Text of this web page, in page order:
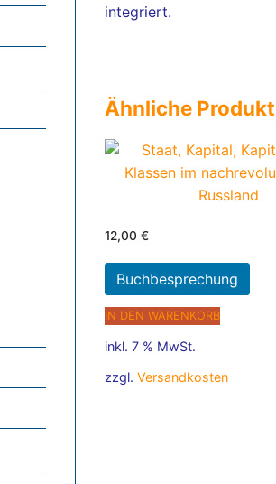
integriert.
Ähnliche
12,00 €
Buchbesprechung
IN DEN WARENKORB
inkl. 7 % MwSt.
zzgl. Versandkosten